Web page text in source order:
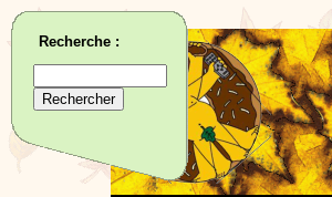
Recherche :